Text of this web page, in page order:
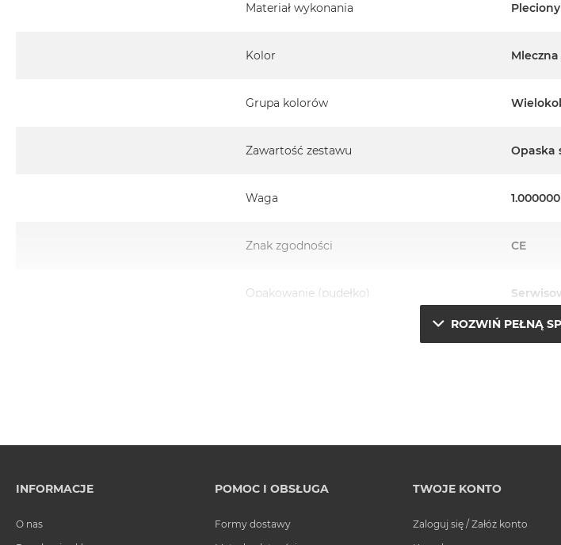
Materiał wykonania
Kolor
Grupa kolorów
Zawartość zestawu Opaska
Waga 1.000000
Znak zgodności CE
Opakowanie (pudełko)
ROZWIŃ PEŁNĄ
INFORMACJE
O nas
POMOC I OBSŁUGA
Formy dostawy
TWOJE KONTO
Zaloguj się / Załóż konto